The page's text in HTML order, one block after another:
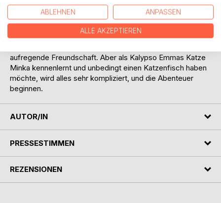
beobachten. Voller Wut springt Emma vom Boot.
In letzter Sekunde wird sie gerettet - von dem Zauberfisch
Buttje und Kalypso, einer griechischen Meerjungfrau, die in
die Nordsee verbannt wurde. Zwischen der jungen Nixe
aufregende Freundschaft. Aber als Kalypso Emmas Katze
Minka kennenlernt und unbedingt einen Katzenfisch haben
möchte, wird alles sehr kompliziert, und die Abenteuer
beginnen.
AUTOR/IN
PRESSESTIMMEN
REZENSIONEN
ABLEHNEN ANPASSEN
ALLE AKZEPTIEREN